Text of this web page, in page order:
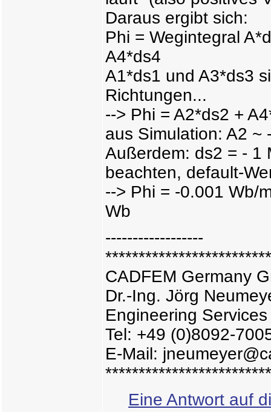
Daraus ergibt sich:
Phi = Wegintegral
A4*ds4
A1*ds1 und A3*ds3
Richtungen...
--> Phi = A2*ds2 +
aus Simulation: A2 ~
Außerdem: ds2 = - 1
beachten, default-
--> Phi = -0.001 Wb/
Wb
------------------
CADFEM Germany
Dr.-Ing. Jörg
Engineering Services
Tel: +49 (0)8092-
E-Mail:
Eine Antwort auf